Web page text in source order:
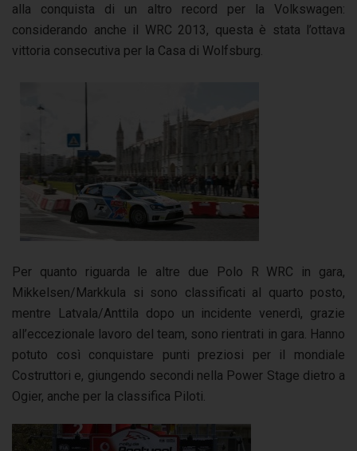
alla conquista di un altro record per la Volkswagen:
considerando anche il WRC 2013, questa è stata l’ottava
vittoria consecutiva per la Casa di Wolfsburg.
Per quanto riguarda le altre due Polo R WRC in gara,
Mikkelsen/Markkula si sono classificati al quarto posto,
mentre Latvala/Anttila dopo un incidente venerdì, grazie
all’eccezionale lavoro del team, sono rientrati in gara. Hanno
potuto così conquistare punti preziosi per il mondiale
Costruttori e, giungendo secondi nella Power Stage dietro a
Ogier, anche per la classifica Piloti.